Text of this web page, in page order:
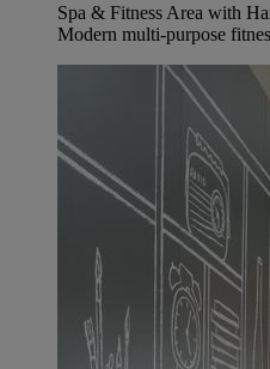
Spa & Fitness Area with
Modern multi-purpose